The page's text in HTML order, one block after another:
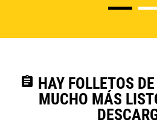
assignment HAY FOLLETOS
MUCHO MÁS